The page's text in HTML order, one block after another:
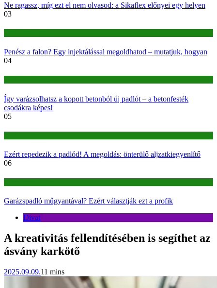
Ne ragassz, míg ezt el nem olvasod: a Sikaflex előnyei egy helyen
03
Penész a falon? Egy injektálással megoldhatod – mutatjuk, hogyan
04
Így varázsolhatsz a kopott betonból új padlót – a betonfesték
csodákra képes!
05
Ezért repedezik a padlód! A megoldás: önterülő aljzatkiegyenlítő
06
Garázspadló műgyantával? Ezért választják ezt a profik
Divat
A kreativitás fellendítésében is segíthet az
ásvány karkötő
2025.09.09.11 mins